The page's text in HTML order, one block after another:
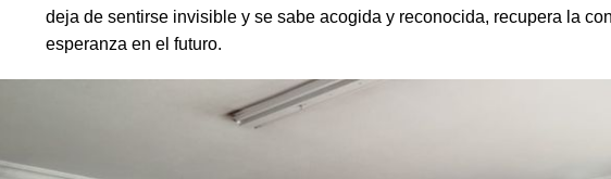
deja de sentirse invisible y se sabe acogida y reconocida, recupera la
esperanza en el futuro.